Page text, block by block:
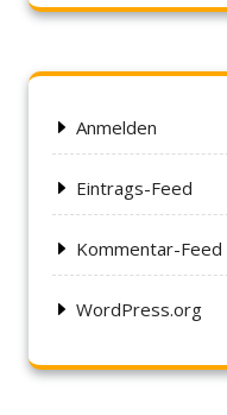
Anmelden
Eintrags-Feed
Kommentar-Feed
WordPress.org